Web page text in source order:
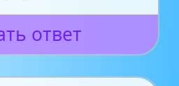
ответ